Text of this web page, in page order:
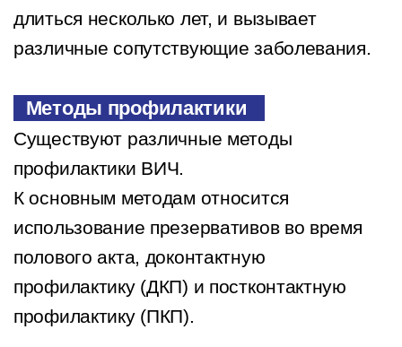
длиться несколько лет, и вызывает
различные сопутствующие заболевания.
Методы профилактики
Существуют различные методы
профилактики ВИЧ.
К основным методам относится
использование презервативов во время
полового акта, доконтактную
профилактику (ДКП) и постконтактную
профилактику (ПКП).